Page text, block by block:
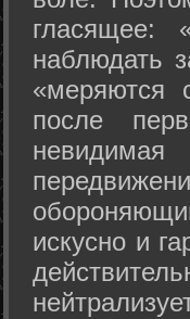
гласящее:
наблюдать
«меряются
после
искусно и